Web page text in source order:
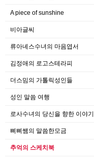
A piece of sunshine
비아글씨
류아녜스수녀의 마음엽서
김정애의 로고스테라피
더스밈의 가톨릭성인들
성인 말씀 여행
로사수녀의 당신을 향한 이야기
삐삐쌤의 말씀한모금
추억의 스케치북